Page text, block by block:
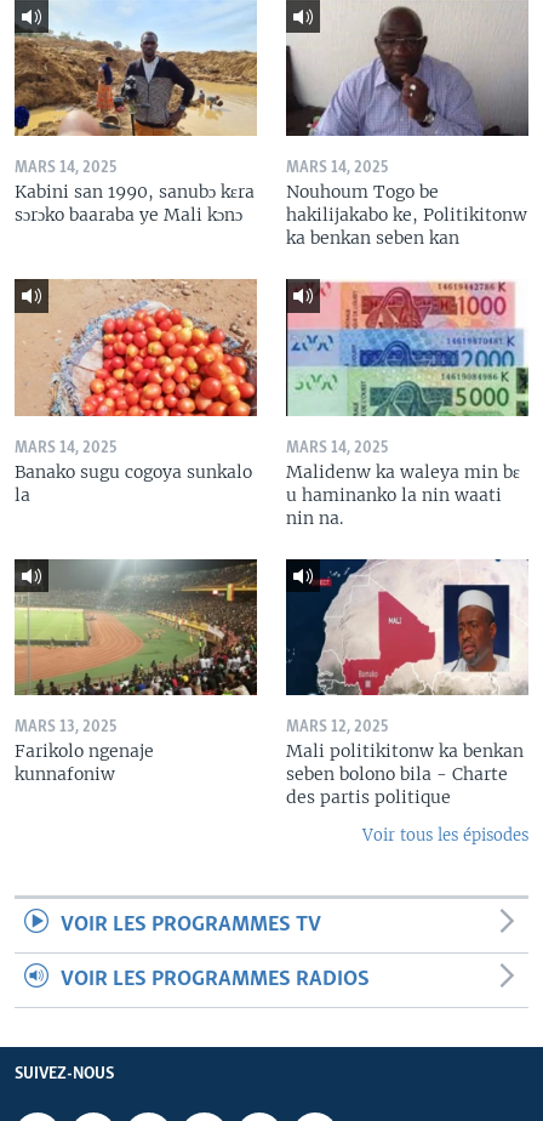
MARS 14, 2025
Kabini san 1990, sanubɔ kɛra
sɔrɔko baaraba ye Mali kɔnɔ
MARS 14, 2025
Nouhoum Togo be
hakilijakabo ke, Politikitonw
ka benkan seben kan
MARS 14, 2025
Banako sugu cogoya sunkalo
la
MARS 14, 2025
Malidenw ka waleya min bɛ
u haminanko la nin waati
nin na.
MARS 13, 2025
Farikolo ngenaje
kunnafoniw
MARS 12, 2025
Mali politikitonw ka benkan
seben bolono bila - Charte
des partis politique
Voir tous les épisodes
VOIR LES PROGRAMMES TV
VOIR LES PROGRAMMES RADIOS
SUIVEZ-NOUS